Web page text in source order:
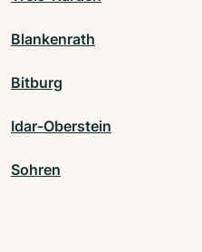
Blankenrath
Bitburg
Idar-Oberstein
Sohren